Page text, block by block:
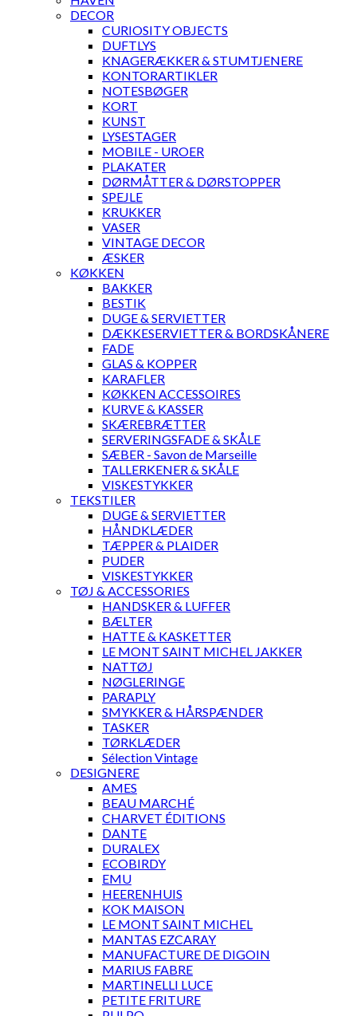
DECOR
CURIOSITY OBJECTS
DUFTLYS
KNAGERÆKKER & STUMTJENERE
KONTORARTIKLER
NOTESBØGER
KORT
KUNST
LYSESTAGER
MOBILE - UROER
PLAKATER
DØRMÅTTER & DØRSTOPPER
SPEJLE
KRUKKER
VASER
VINTAGE DECOR
ÆSKER
KØKKEN
BAKKER
BESTIK
DUGE & SERVIETTER
DÆKKESERVIETTER & BORDSKÅNERE
FADE
GLAS & KOPPER
KARAFLER
KØKKEN ACCESSOIRES
KURVE & KASSER
SKÆREBRÆTTER
SERVERINGSFADE & SKÅLE
SÆBER - Savon de Marseille
TALLERKENER & SKÅLE
VISKESTYKKER
TEKSTILER
DUGE & SERVIETTER
HÅNDKLÆDER
TÆPPER & PLAIDER
PUDER
VISKESTYKKER
TØJ & ACCESSORIES
HANDSKER & LUFFER
BÆLTER
HATTE & KASKETTER
LE MONT SAINT MICHEL JAKKER
NATTØJ
NØGLERINGE
PARAPLY
SMYKKER & HÅRSPÆNDER
TASKER
TØRKLÆDER
Sélection Vintage
DESIGNERE
AMES
BEAU MARCHÉ
CHARVET ÉDITIONS
DANTE
DURALEX
ECOBIRDY
EMU
HEERENHUIS
KOK MAISON
LE MONT SAINT MICHEL
MANTAS EZCARAY
MANUFACTURE DE DIGOIN
MARIUS FABRE
MARTINELLI LUCE
PETITE FRITURE